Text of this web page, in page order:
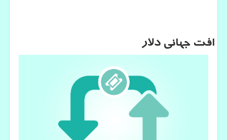
افت جهانی دلار